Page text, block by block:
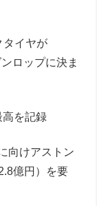
タイヤが
ロップに決ま
高を記録
向けアストン
億円）を要